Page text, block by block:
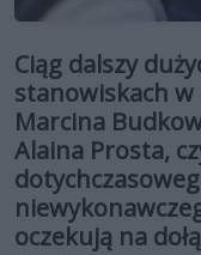
Ciąg dalszy
stanowiskach w
Marcina
Alaina Prosta,
oczekują na